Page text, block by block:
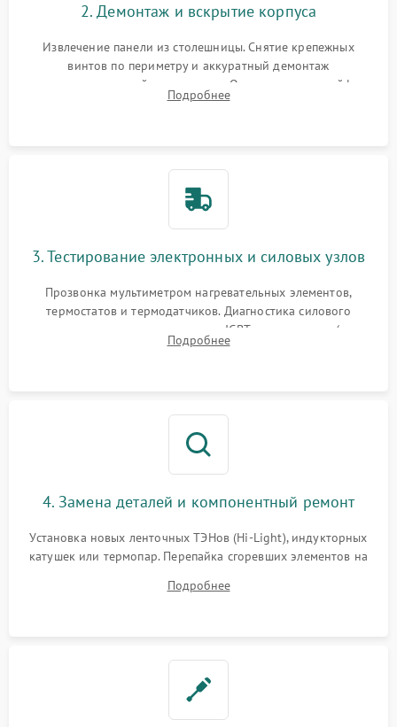
2. Демонтаж и вскрытие корпуса
Извлечение панели из столешницы. Снятие крепежных
винтов по периметру и аккуратный демонтаж
стеклокерамической поверхности. Отсоединение шлейфов
сенсорного блока для доступа к силовым платам, катушкам
Подробнее
3. Тестирование электронных и силовых узлов
Прозвонка мультиметром нагревательных элементов,
термостатов и термодатчиков. Диагностика силового
модуля, реле, диодных мостов и IGBT-транзисторов (для
индукции). Проверка кранов и газ-контроля (для газовых
Подробнее
4. Замена деталей и компонентный ремонт
Установка новых ленточных ТЭНов (Hi-Light), индукторных
катушек или термопар. Перепайка сгоревших элементов на
дорожек. Очистка контактов и замена поврежденной
Подробнее